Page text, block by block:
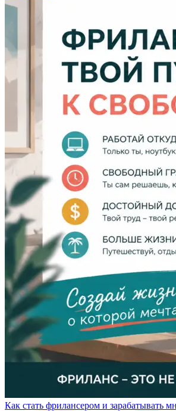
Как стать фрилансером и зарабатывать